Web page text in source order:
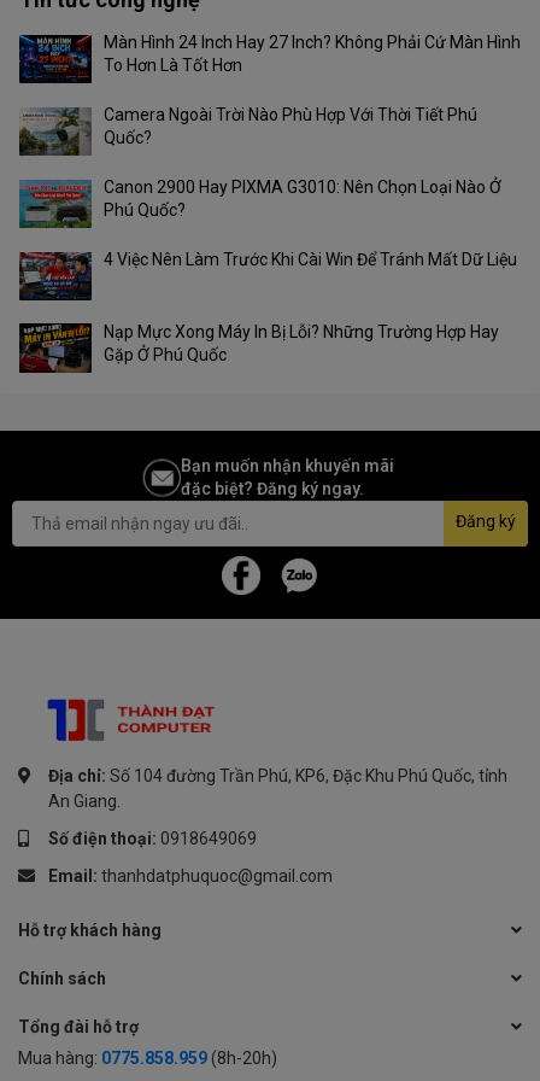
Tản Nhiệt Hiệu Quả, Chiến
Game Không Giới Hạn
Laptop Gaming Dell Gaming G15 5530i7H161W11GR4060 được
trang bị hệ thống tản nhiệt tiên tiến giúp máy luôn mát mẻ ngay cả
chiến game trong thời gian dài mà không lo bị giật lag hay giảm
hiệu suất.
Đa Dạng Cổng Kết Nối, Tiện
Lợi Mọi Lúc Mọi Nơi
Laptop Gaming Dell Gaming G15 5530i7H161W11GR4060 được
trang bị đầy đủ các cổng kết nối cần thiết, bao gồm USB-C 3.2 Gen
2 hỗ trợ xuất hình DisplayPort, USB-A 3.2 Gen 1, HDMI 2.1, LAN, và
Audio/Mic 3.5mm. Nhờ đó, người dùng có thể dễ dàng kết nối với
các thiết bị ngoại vi và tận hưởng trải nghiệm chơi game trọn vẹn.
Màn Hình 24 Inch Hay 27 Inch? Không Phải Cứ Màn Hình
To Hơn Là Tốt Hơn
Camera Ngoài Trời Nào Phù Hợp Với Thời Tiết Phú
Quốc?
Canon 2900 Hay PIXMA G3010: Nên Chọn Loại Nào Ở
Phú Quốc?
4 Việc Nên Làm Trước Khi Cài Win Để Tránh Mất Dữ Liệu
Nạp Mực Xong Máy In Bị Lỗi? Những Trường Hợp Hay
Gặp Ở Phú Quốc
Bạn muốn nhận khuyến mãi
đặc biệt? Đăng ký ngay.
Đăng ký
Địa chỉ: Số 104 đường Trần Phú, KP6, Đặc Khu Phú Quốc, tỉnh
An Giang.
Số điện thoại: 0918649069
Email: thanhdatphuquoc@gmail.com
Hỗ trợ khách hàng
Chính sách
Tổng đài hỗ trợ
Mua hàng: 0775.858.959 (8h-20h)